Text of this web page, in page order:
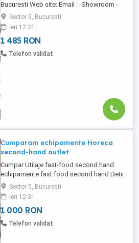
Bucuresti Web site: Email : -Showroom -
Cotroceni Bd.Eroii Sanitari Nr 59 Bucuresti,
sect.5 - Zona Spitalul Municipal Metrou
CONTACT- Vanzari - Ofertare : O732 7O2
331 O722 932 932 O720 852 570 Contact
Fabricatie - O721.922.9O2 FABRICA si
Sector 5, Bucuresti
ieri 12:31
1 485 RON
Telefon validat
Cumparam echipamente Horeca
second-hand outlet
Cumpar Utilaje fast-food second hand
echipamente fast food second hand Detii
utilaje fast food si vrei sa le vinzi? Suna-
ma tel. de contact O721 922 9O2 te voi
ajuta garantat 100%. Contactati-ne pentru
mai multe detalii de colaborare. Puteti
trimite poze cu produsele si ulterior va
Sector 5, Bucuresti
ieri 12:31
1 000 RON
Telefon validat